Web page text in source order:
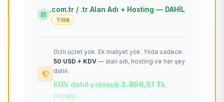
.com.tr / .tr Alan Adı + Hosting — DAHİL
Yıllık
Gizli ücret yok. Ek maliyet yok. Yılda sadece
50 USD + KDV — alan adı, hosting ve her şey
dahil.
KDV dahil yaklaşık 2.856,51 TL
(TCMB)